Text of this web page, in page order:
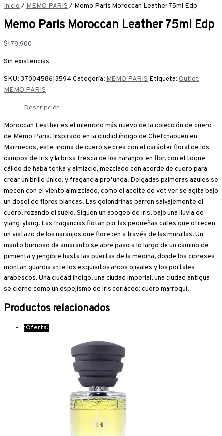
Inicio / MEMO PARIS / Memo Paris Moroccan Leather 75ml Edp
Memo Paris Moroccan Leather 75ml Edp
$179.900
Sin existencias
SKU:3700458618594 Categoría:MEMO PARIS Etiqueta:Outlet
MEMO PARIS
Descripción
Moroccan Leather es el miembro más nuevo de la colección de cuero
de Memo Paris. Inspirado en la ciudad índigo de Chefchaouen en
Marruecos, este aroma de cuero se crea con el carácter floral de los
campos de Iris y la brisa fresca de los naranjos en flor, con el toque
cálido de haba tonka y almizcle, mezclado con acorde de cuero para
crear un brillo único. y fragancia profunda. Delgadas palmeras azules se
mecen con el viento almizclado, como el aceite de vetiver se agita bajo
un dosel de flores blancas. Las golondrinas barren salvajemente el
cuero, rozando el suelo. Siguen un apogeo de iris, bajo una lluvia de
ylang-ylang. Las fragancias flotan por las pequeñas calles que ofrecen
un vistazo de los naranjos que florecen a través de las murallas. Un
manto burnoso de amaranto se abre paso a lo largo de un camino de
pimienta y jengibre hasta las puertas de la medina, donde los cipreses
montan guardia ante los exquisitos arcos ojivales y los portales
arabescos. Una ciudad índigo, una ciudad imperial, una ciudad antigua
se cierne como un espejismo de iris coriáceo: cuero marroquí.
Productos relacionados
¡Oferta!